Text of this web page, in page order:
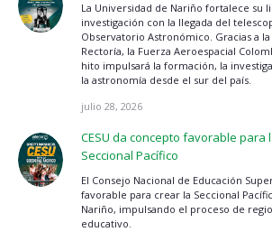
La Universidad de Nariño fortalece su
investigación con la llegada del
Observatorio Astronómico. Gracias a
Rectoría, la Fuerza Aeroespacial
hito impulsará la formación, la
la astronomía desde el sur del país.
julio 28, 2026
CESU da concepto favorable para
Seccional Pacífico
El Consejo Nacional de Educación
favorable para crear la Seccional
Nariño, impulsando el proceso de
educativo.